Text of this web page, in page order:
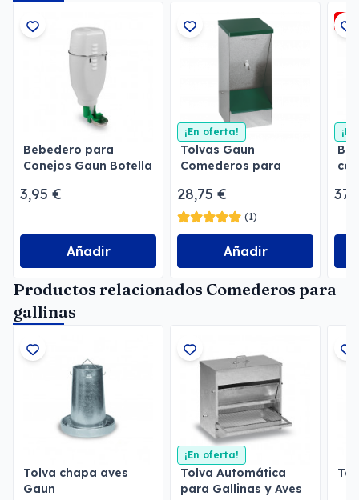
Bebedero para
Conejos Gaun Botella
3,95 €
Añadir
¡En oferta!
Tolvas Gaun
Comederos para
28,75 €
(1)
Añadir
-
Productos relacionados Comederos para
gallinas
Tolva chapa aves
Gaun
¡En oferta!
Tolva Automática
para Gallinas y Aves